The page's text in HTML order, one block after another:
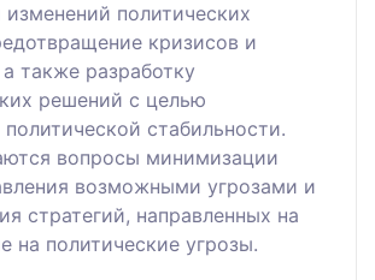
изменений политических
кризисов и
также разработку
решений с целью
политической стабильности.
вопросы минимизации
возможными угрозами и
стратегий, направленных на
на политические угрозы.